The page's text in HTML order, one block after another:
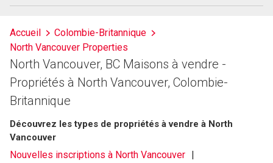
ou
Accueil
Colombie-Britannique
North Vancouver Properties
North Vancouver, BC Maisons à vendre -
Propriétés à North Vancouver, Colombie-
Britannique
Découvrez les types de propriétés à vendre à North
Vancouver
Nouvelles inscriptions à North Vancouver